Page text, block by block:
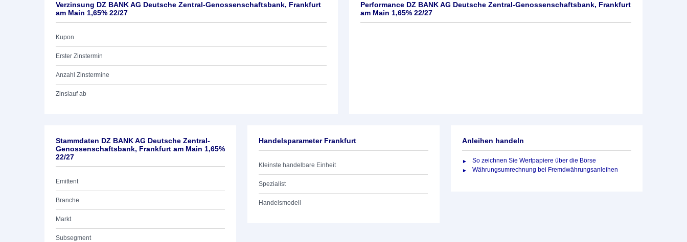
Verzinsung DZ BANK AG Deutsche Zentral-Genossenschaftsbank, Frankfurt
am Main 1,65% 22/27
Kupon
Erster Zinstermin
Anzahl Zinstermine
Zinslauf ab
Performance DZ BANK AG Deutsche Zentral-Genossenschaftsbank, Frankfurt
am Main 1,65% 22/27
Stammdaten DZ BANK AG Deutsche Zentral-
Genossenschaftsbank, Frankfurt am Main 1,65%
22/27
Emittent
Branche
Markt
Subsegment
Handelsparameter Frankfurt
Kleinste handelbare Einheit
Spezialist
Handelsmodell
Anleihen handeln
So zeichnen Sie Wertpapiere über die Börse
Währungsumrechnung bei Fremdwährungsanleihen